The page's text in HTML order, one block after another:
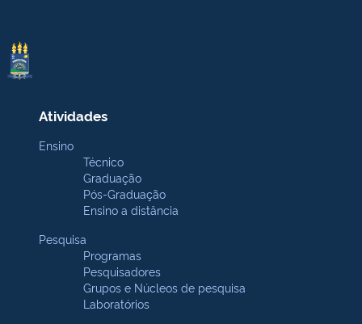
Atividades
Ensino
Técnico
Graduação
Pós-Graduação
Ensino a distância
Pesquisa
Programas
Pesquisadores
Grupos e Núcleos de pesquisa
Laboratórios